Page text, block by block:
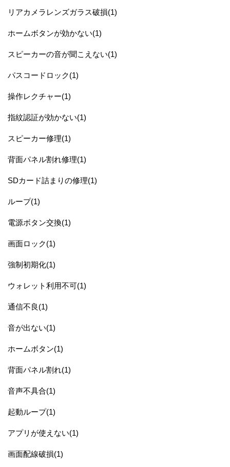
リアカメラレンズガラス破損(1)
ホームボタンが効かない(1)
スピーカーの音が聞こえない(1)
パスコードロック(1)
操作レクチャー(1)
指紋認証が効かない(1)
スピーカー修理(1)
背面パネル割れ修理(1)
SDカード詰まりの修理(1)
ループ(1)
電源ボタン交換(1)
画面ロック(1)
強制初期化(1)
ウォレット利用不可(1)
通信不良(1)
音が出ない(1)
ホームボタン(1)
背面パネル割れ(1)
音声不具合(1)
起動ループ(1)
アプリが使えない(1)
画面配線破損(1)